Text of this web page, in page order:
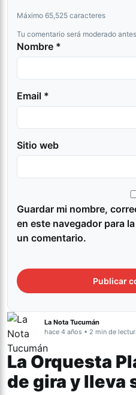
Máximo 65,525 caracteres
Tu comentario será moderado
Nombre *
Email *
Sitio web
Guardar mi nombre,
en este navegador para
un comentario.
La Nota Tucumán
hace 4 años • 2 min de
La Orquesta
de gira y lleva